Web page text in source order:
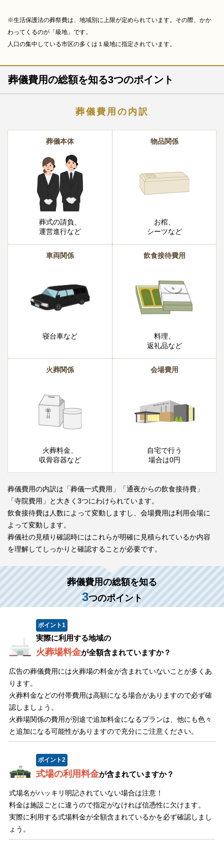
※生活保護法の葬祭費は、地域別に上限が定められています。その際、かか
わってくるのが「級地」です。
人口の集中している市区の多くは１級地に指定されています。
葬儀費用の総額を知る3つのポイント
葬儀費用の内訳
葬儀本体
葬式の請負、
運営進行など
物品関係
お棺、
シーツなど
車両関係
寝台車など
飲食接待費用
料理、
返礼品など
火葬関係
火葬料金、
収骨容器など
会場費用
自宅で行う
場合は0円
葬儀費用の内訳は「葬儀一式費用」「通夜からの飲食接待費」
「寺院費用」と大きく3つにわけられています。
飲食接待費は人数によって変動しますし、会場費用は利用会場に
よって変動します。
葬儀社の見積り確認時にはこれらが明確に見積られているか内容
を理解してしっかりと確認することが必要です。
葬儀費用の総額を知る
3つのポイント
ポイント1
実際に利用する地域の
火葬場料金が全額含まれていますか？
広告の葬儀費用には火葬場の料金が含まれていないことが多くあ
ります。
火葬料金などの付帯費用は高額になる場合がありますので必ず確
認しましょう。
火葬場関係の費用が別途で追加料金になるプランは、他にも色々
と追加になる可能性がありますので充分にご注意ください。
ポイント2
式場の利用料金が含まれていますか？
式場名がハッキリ明記されていない場合は注意！
料金は施設ごとに違うので指定がなければ信憑性に欠けます。
実際に利用する式場料金が全額含まれているかを必ず確認しまし
ょう。